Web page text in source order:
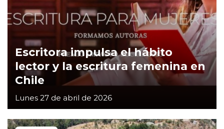
Escritora impulsa el hábito
lector y la escritura femenina en
Chile
Lunes 27 de abril de 2026